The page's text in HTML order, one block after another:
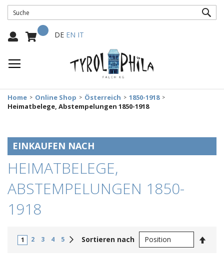
Mein Warenkorb
Select
DE EN IT
Home Online Shop Österreich
1850-1918
Heimatbelege, Abstempelungen 1850-1918
HEIMATBELEGE,
ABSTEMPELUNGEN 1850-
1918
1 2 3 4 5 Weiter
Sortieren nach
EINKAUFEN NACH